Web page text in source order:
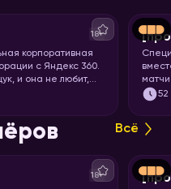
18+
корпоративная
с Яндекс 360.
и она не любит,
ящик. Так что
на разные
слаженная работа.
решает!
52
Всё
18+